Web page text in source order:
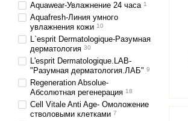
Aquawear-Увлажнение 24 часа 1
Aquafresh-Линия умного
увлажнения кожи 10
L`esprit Dermatologique-Разумная
дерматология 30
L'esprit Dermatologique.LAB-
"Разумная дерматология.ЛАБ" 9
Regeneration Absolue-
Абсолютная регенерация 18
Cell Vitale Anti Age- Омоложение
стволовыми клетками 7